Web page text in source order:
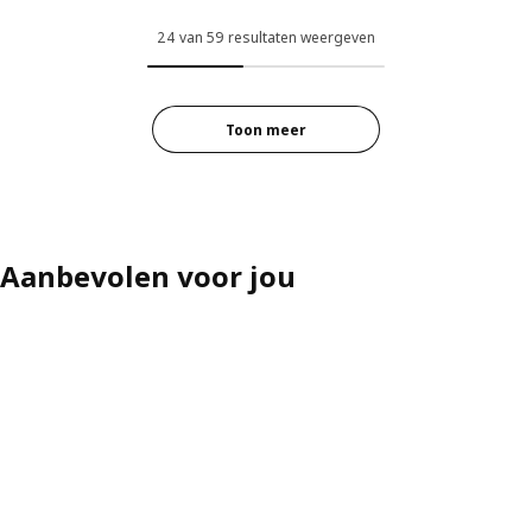
24 van 59 resultaten weergeven
Toon meer
Aanbevolen voor jou